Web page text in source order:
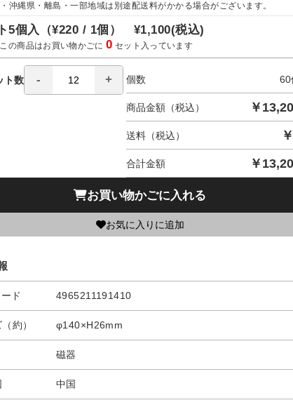
沖縄県・離島・一部地域は別途配送料がかかる場合がございます。
5個入（¥220 / 1個） ¥1,100(税込)
の商品はお買い物かごに0 セット入っています
ト数 個数 60
商品金額（税込） ￥
送料（税込）
合計金額 ￥
お買い物かごに入れる
お気に入りに追加
ド 4965211191410
約） φ140×H26mm
磁器
中国